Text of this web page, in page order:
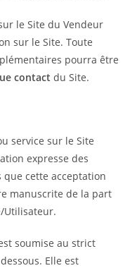
le Site du Vendeur
sur le Site. Toute
pourra être
contact du Site.
service sur le Site
expresse des
que cette acceptation
manuscrite de la part
Utilisateur.
soumise au strict
Elle est